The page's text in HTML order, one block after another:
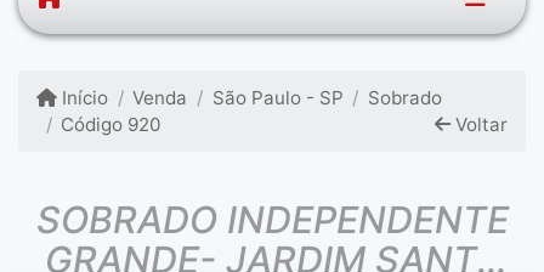
Início Venda São Paulo - SP
Sobrado
Código 920
Voltar
SOBRADO INDEPENDENTE
GRANDE- JARDIM SANTA